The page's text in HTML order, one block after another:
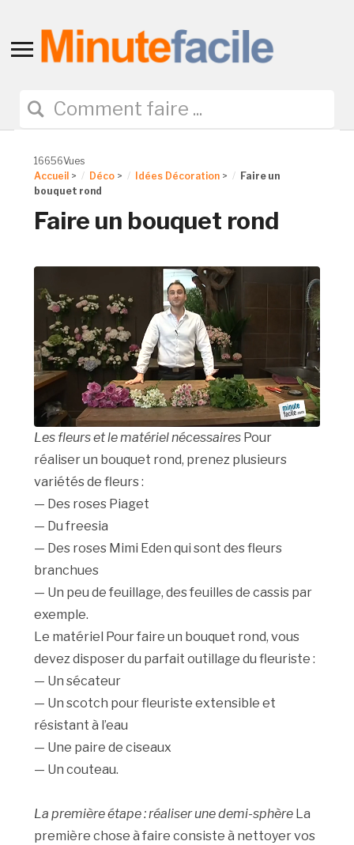
Toggle
navigation
16656Vues
Accueil > Déco > Idées Décoration >
Faire un
bouquet rond
Faire un bouquet rond
Les fleurs et le matériel nécessaires Pour
réaliser un bouquet rond, prenez plusieurs
variétés de fleurs :
— Des roses Piaget
— Du freesia
— Des roses Mimi Eden qui sont des fleurs
branchues
— Un peu de feuillage, des feuilles de cassis par
exemple.
Le matériel Pour faire un bouquet rond, vous
devez disposer du parfait outillage du fleuriste :
— Un sécateur
— Un scotch pour fleuriste extensible et
résistant à l’eau
— Une paire de ciseaux
— Un couteau.
La première étape : réaliser une demi-sphère La
première chose à faire consiste à nettoyer vos